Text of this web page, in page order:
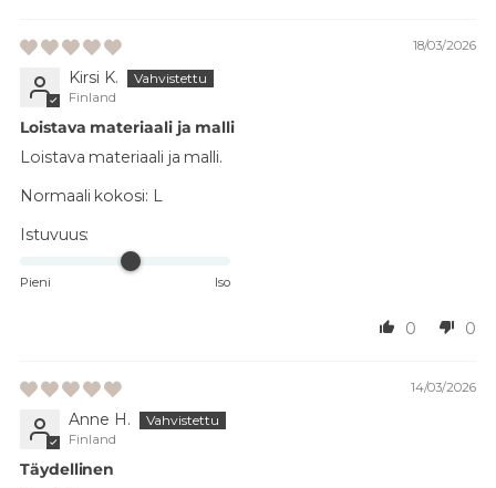
18/03/2026
Kirsi K.
Finland
Loistava materiaali ja malli
Loistava materiaali ja malli.
Normaali kokosi: L
Istuvuus:
Pieni Iso
0 0
14/03/2026
Anne H.
Finland
Täydellinen